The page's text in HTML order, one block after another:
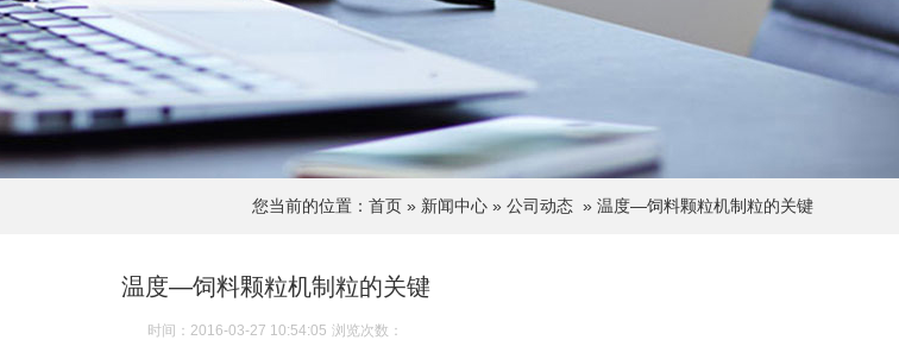
您当前的位置： 首页 » 新闻中心 » 公司动态 » 温度—饲料颗粒机制粒的关键
温度—饲料颗粒机制粒的关键
时间：2016-03-27 10:54:05 浏览次数：